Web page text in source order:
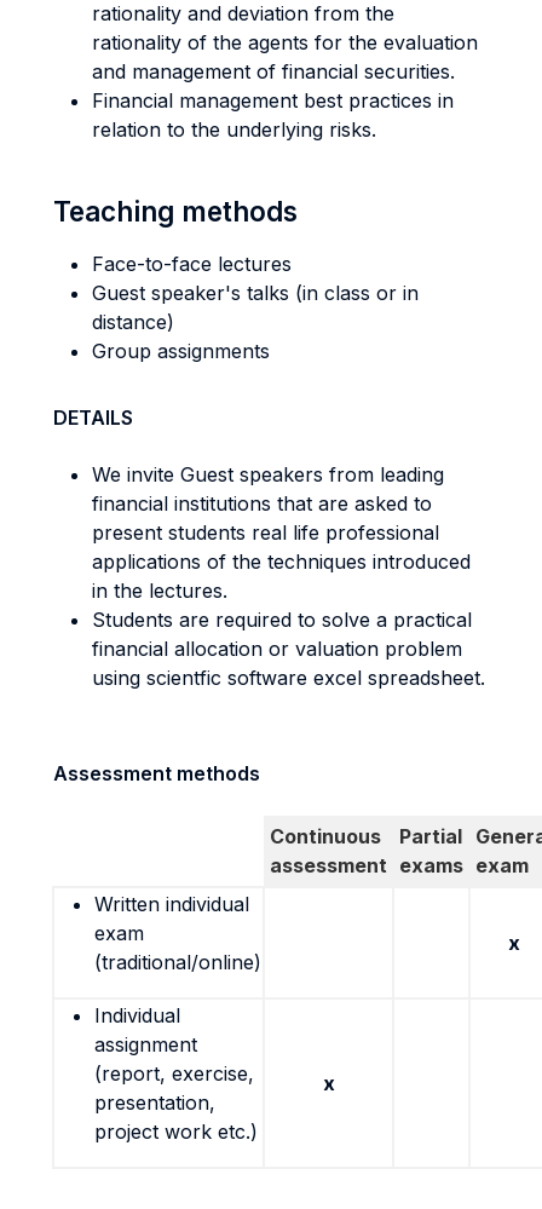
rationality and deviation from the
rationality of the agents for the evaluation
and management of financial securities.
Financial management best practices in
relation to the underlying risks.
Teaching methods
Face-to-face lectures
Guest speaker's talks (in class or in
distance)
Group assignments
DETAILS
We invite Guest speakers from leading
financial institutions that are asked to
present students real life professional
applications of the techniques introduced
in the lectures.
Students are required to solve a practical
financial allocation or valuation problem
using scientfic software excel spreadsheet.
Assessment methods
Continuous
assessment
Partial
exams exam
Written individual
exam
(traditional/online)
x
Individual
assignment
(report, exercise,
presentation,
project work etc.)
x